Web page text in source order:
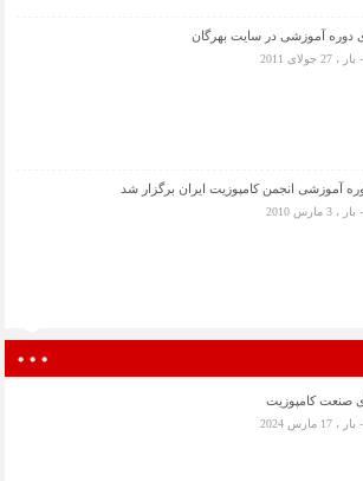
دوره آموزشی در سایت بهرگان
جولای 2011
آموزشی انجمن کامپوزیت ایران برگزار شد
3 مارس 2010
صنعت کامپوزیت
مارس 2024